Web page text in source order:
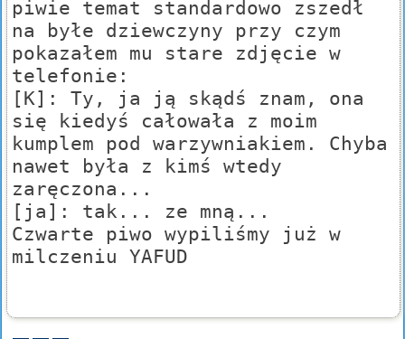
piwie temat standardowo zszedł
na byłe dziewczyny przy czym
pokazałem mu stare zdjęcie w
telefonie:
[K]: Ty, ja ją skądś znam, ona
się kiedyś całowała z moim
kumplem pod warzywniakiem. Chyba
nawet była z kimś wtedy
zaręczona...
[ja]: tak... ze mną...
Czwarte piwo wypiliśmy już w
milczeniu YAFUD